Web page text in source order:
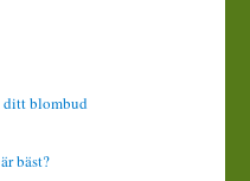
blombud
bäst?